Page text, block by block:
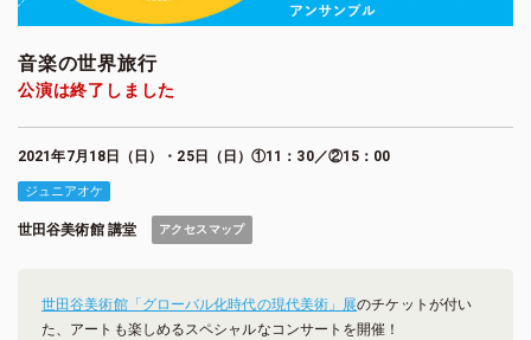
音楽の世界旅行
公演は終了しました
2021年7月18日（日）・25日（日）①11：30／②15：00
ジュニアオケ
世田谷美術館 講堂 アクセスマップ
世田谷美術館「グローバル化時代の現代美術」展のチケットが付い
た、アートも楽しめるスペシャルなコンサートを開催！